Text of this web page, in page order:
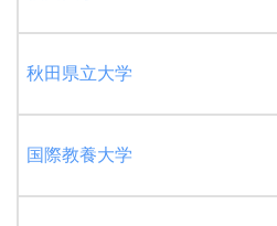
秋田県立大学
国際教養大学